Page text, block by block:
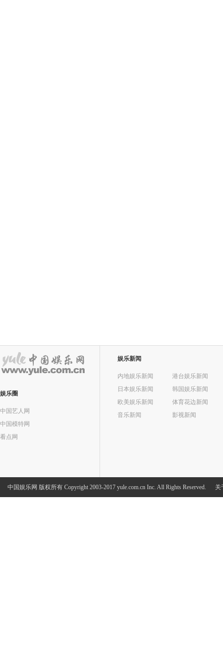
娱乐圈
中国艺人网
中国模特网
看点网
娱乐新闻
内地娱乐新闻
港台娱乐新闻
日本娱乐新闻
韩国娱乐新闻
欧美娱乐新闻
体育花边新闻
音乐新闻
影视新闻
中国娱乐网 版权所有 Copyright 2003-2017 yule.com.cn Inc. All Rights Reserved. 关